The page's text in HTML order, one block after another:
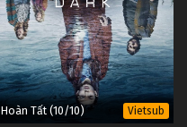
Hoàn Tất (10/10) Vietsub